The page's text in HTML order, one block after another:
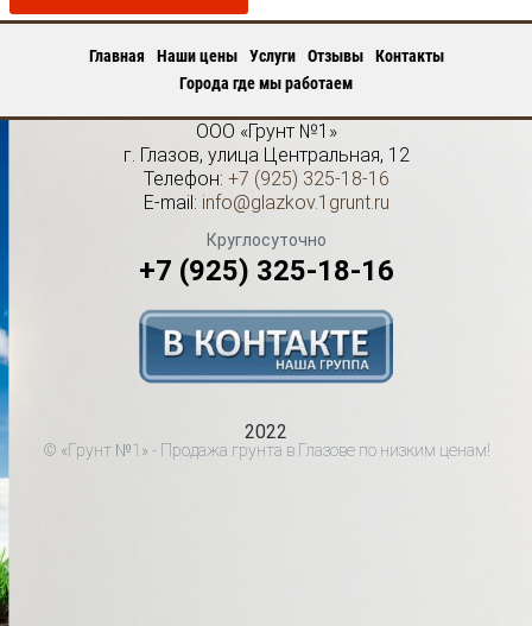
Главная Наши цены Услуги Отзывы
Контакты
Города где мы работаем
ООО «Грунт №1»
г. Глазов, улица Центральная, 12
Телефон: +7 (925) 325-18-16
E-mail: info@glazkov.1grunt.ru
Круглосуточно
+7 (925) 325-18-16
2022
© «Грунт №1» - Продажа грунта в Глазове по низким ценам!